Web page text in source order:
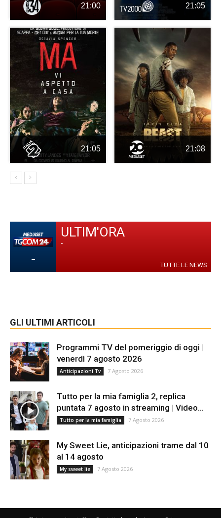
21:00 21:05
21:05 21:08
-
ULTIM'ORA
-
TUTTE LE NEWS
GLI ULTIMI ARTICOLI
Programmi TV del pomeriggio di oggi |
venerdì 7 agosto 2026
Anticipazioni Tv 7 Agosto 2026
Tutto per la mia famiglia 2, replica
puntata 7 agosto in streaming | Video...
Tutto per la mia famiglia 7 Agosto 2026
My Sweet Lie, anticipazioni trame dal 10
al 14 agosto
My sweet lie 7 Agosto 2026